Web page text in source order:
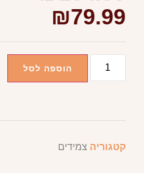
₪79.99
הוספה לסל
קטגוריה צמידים